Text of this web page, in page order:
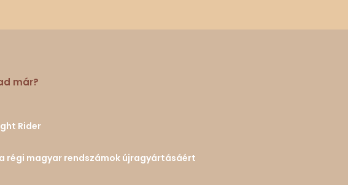
már?
Rider
régi magyar rendszámok újragyártásáért